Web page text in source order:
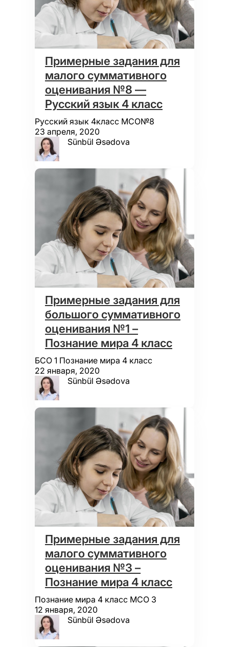
Примерные задания для
малого суммативного
оценивания №8 —
Русский язык 4 класс
Русский язык 4класс МСО№8
23 апреля, 2020
Sünbül Əsədova
Примерные задания для
большого суммативного
оценивания №1 –
Познание мира 4 класс
БСО 1 Познание мира 4 класс
22 января, 2020
Sünbül Əsədova
Примерные задания для
малого суммативного
оценивания №3 –
Познание мира 4 класс
Познание мира 4 класс МСО 3
12 января, 2020
Sünbül Əsədova